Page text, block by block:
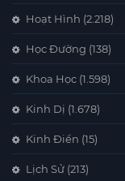
Hoạt Hình (2.218)
Học Đường (138)
Khoa Học (1.598)
Kinh Dị (1.678)
Kinh Điển (15)
Lịch Sử (213)